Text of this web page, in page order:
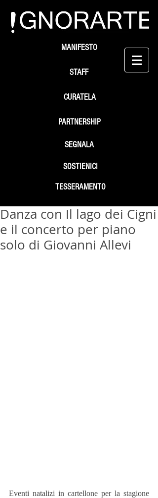
STAFF
SEGNALA
SOSTIENICI
MANIFESTO
PARTNERSHIP
TESSERAMENTO
CURATELA
Danza con Il lago dei Cigni
e il concerto per piano
solo di Giovanni Allevi
Eventi natalizi in cartellone per la stagione